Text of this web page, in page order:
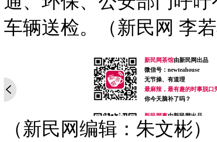
车辆送检。（新民网 李
新民网茶馆由新民网出品
微信号：newteahouse
无节操、有道理
最麻辣，最有趣的时事脱口
你今天脑补了吗？
新民网事由新民网出品
微信号：xinminwangshi
突发事、新鲜事、有趣事
（新民网编辑：朱文彬）